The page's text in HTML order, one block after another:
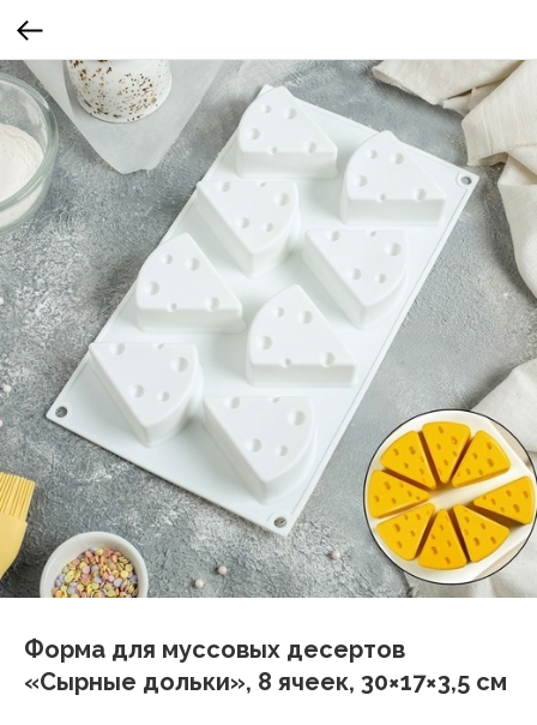
Форма для муссовых десертов
«Сырные дольки», 8 ячеек, 30×17×3,5 см